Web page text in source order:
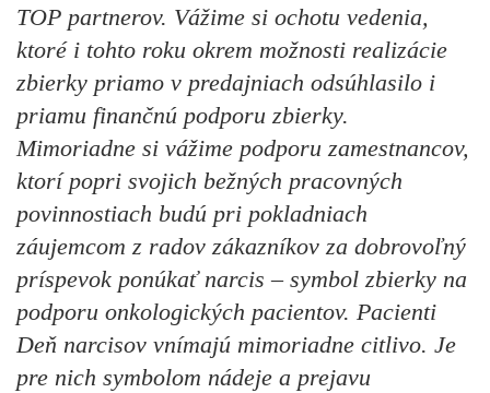
TOP partnerov. Vážime si ochotu vedenia,
ktoré i tohto roku okrem možnosti realizácie
zbierky priamo v predajniach odsúhlasilo i
priamu finančnú podporu zbierky.
Mimoriadne si vážime podporu zamestnancov,
ktorí popri svojich bežných pracovných
povinnostiach budú pri pokladniach
záujemcom z radov zákazníkov za dobrovoľný
príspevok ponúkať narcis – symbol zbierky na
podporu onkologických pacientov. Pacienti
Deň narcisov vnímajú mimoriadne citlivo. Je
pre nich symbolom nádeje a prejavu